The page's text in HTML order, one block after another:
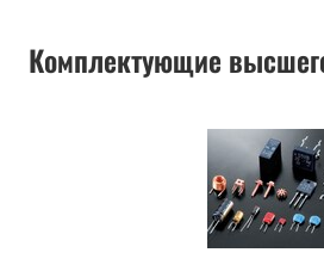
Комплектующие